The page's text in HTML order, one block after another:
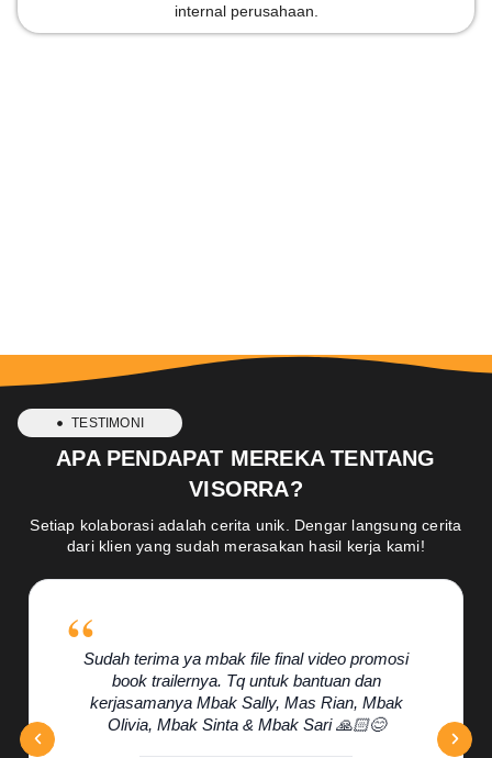
internal perusahaan.
TESTIMONI
APA PENDAPAT MEREKA TENTANG
VISORRA?
Setiap kolaborasi adalah cerita unik. Dengar langsung cerita
dari klien yang sudah merasakan hasil kerja kami!
Sudah terima ya mbak file final video promosi
book trailernya. Tq untuk bantuan dan
kerjasamanya Mbak Sally, Mas Rian, Mbak
Olivia, Mbak Sinta & Mbak Sari 🙏🏻😊